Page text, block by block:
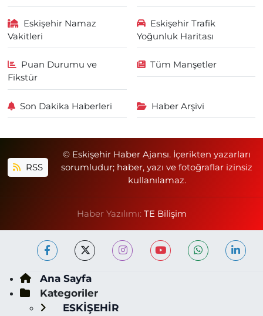
Eskişehir Namaz
Vakitleri
Eskişehir Trafik
Yoğunluk Haritası
Puan Durumu ve
Fikstür
Tüm Manşetler
Son Dakika Haberleri Haber Arşivi
RSS
© Eskişehir Haber Ajansı. İçerikten yazarları
sorumludur; haber, yazı ve fotoğraflar izinsiz
kullanılamaz.
Haber Yazılımı: TE Bilişim
Ana Sayfa
Kategoriler
ESKİŞEHİR